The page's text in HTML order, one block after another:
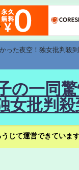
た夜空！独女批判殺
の一同
女批判
て運営できていま